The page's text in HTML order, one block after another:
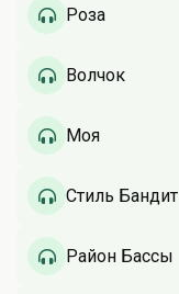
Роза
Волчок
Моя
Стиль Бандит
Район Бассы